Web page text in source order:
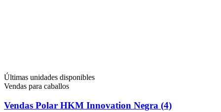
Últimas unidades disponibles
Vendas para caballos
Vendas Polar HKM Innovation Negra (4)